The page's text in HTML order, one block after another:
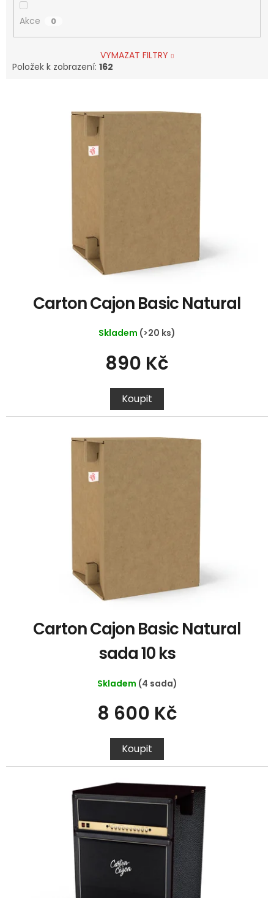
Akce 0
VYMAZAT FILTRY
Položek k zobrazení: 162
Carton Cajon Basic Natural
Skladem (>20 ks)
890 Kč
Koupit
Carton Cajon Basic Natural
sada 10 ks
Skladem (4 sada)
8 600 Kč
Koupit